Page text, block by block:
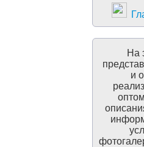
На
и